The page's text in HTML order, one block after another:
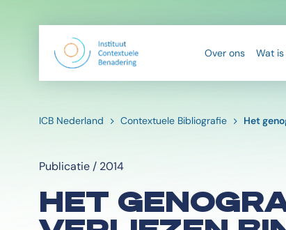
Over ons Wat
ICB Nederland Contextuele Bibliografie Het
Publicatie / 2014
HET